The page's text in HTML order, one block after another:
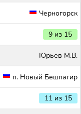
Черногорск
9 из 15
Юрьев М.В.
п. Новый Бешпагир
11 из 15